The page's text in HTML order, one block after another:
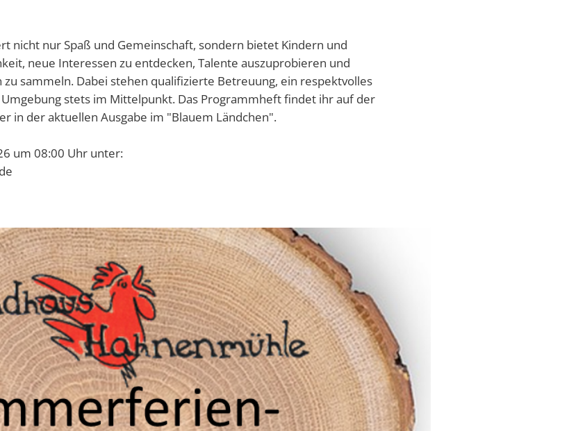
nicht nur Spaß und Gemeinschaft, sondern bietet Kindern und
neue Interessen zu entdecken, Talente auszuprobieren und
sammeln. Dabei stehen qualifizierte Betreuung, ein respektvolles
stets im Mittelpunkt. Das Programmheft findet ihr auf der
in der aktuellen Ausgabe im "Blauem Ländchen".
um 08:00 Uhr unter: